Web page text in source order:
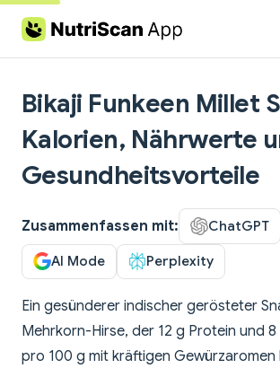
Skip to content
Bikaji Funkeen Millet
Kalorien, Nährwerte
Gesundheitsvorteile
Zusammenfassen mit: ChatGPT
AI Mode Perplexity
Ein gesünderer indischer gerösteter
Mehrkorn-Hirse, der 12 g Protein und
pro 100 g mit kräftigen Gewürzaromen